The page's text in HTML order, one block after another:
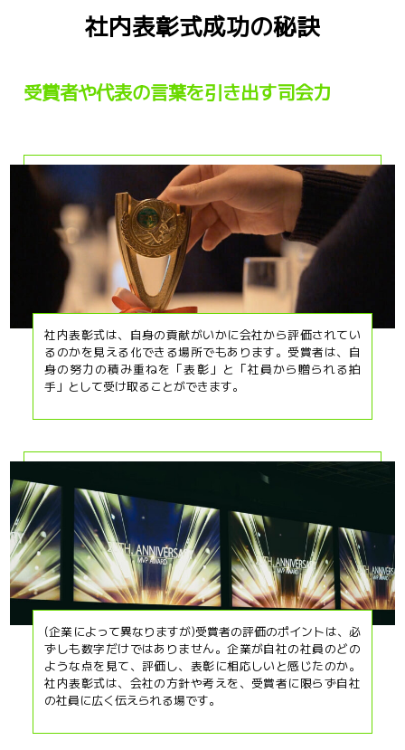
社内表彰式成功の秘訣
受賞者や代表の言葉を引き出す司会力
社内表彰式は、自身の貢献がいかに会社から評価されてい
るのかを見える化できる場所でもあります。受賞者は、自
身の努力の積み重ねを「表彰」と「社員から贈られる拍
手」として受け取ることができます。
(企業によって異なりますが)受賞者の評価のポイントは、必
ずしも数字だけではありません。企業が自社の社員のどの
ような点を見て、評価し、表彰に相応しいと感じたのか。
社内表彰式は、会社の方針や考えを、受賞者に限らず自社
の社員に広く伝えられる場です。